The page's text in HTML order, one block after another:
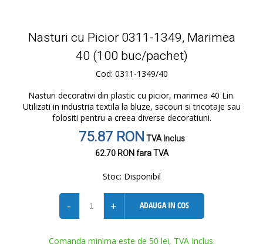
Nasturi cu Picior 0311-1349, Marimea
40 (100 buc/pachet)
Cod: 0311-1349/40
Nasturi decorativi din plastic cu picior, marimea 40 Lin.
Utilizati in industria textila la bluze, sacouri si tricotaje sau
folositi pentru a creea diverse decoratiuni.
75.87 RONTVA Inclus
62.70 RONfara TVA
Stoc: Disponibil
- + ADAUGA IN COS
Comanda minima este de 50 lei, TVA Inclus.